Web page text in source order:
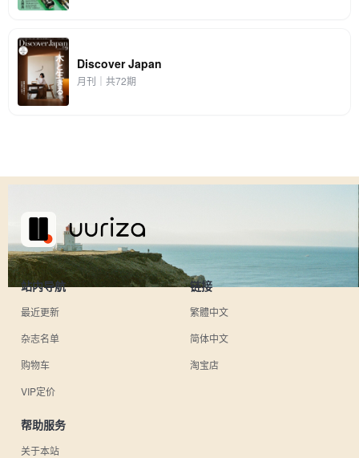
Discover Japan
月刊｜共72期
站内导航
最近更新
杂志名单
购物车
VIP定价
链接
繁體中文
简体中文
淘宝店
帮助服务
关于本站